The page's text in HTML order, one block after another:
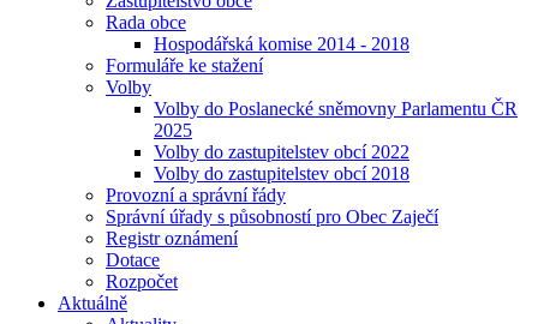
Rada obce
Hospodářská komise 2014 - 2018
Formuláře ke stažení
Volby
Volby do Poslanecké sněmovny Parlamentu ČR
2025
Volby do zastupitelstev obcí 2022
Volby do zastupitelstev obcí 2018
Provozní a správní řády
Správní úřady s působností pro Obec Zaječí
Registr oznámení
Dotace
Rozpočet
Aktuálně